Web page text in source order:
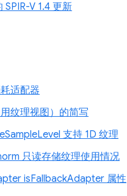
SPIR-V 1.4 更新
适配器
纹理视图）的简写
支持 1D 纹理
只读存储纹理使用情况
isFallbackAdapter 属性